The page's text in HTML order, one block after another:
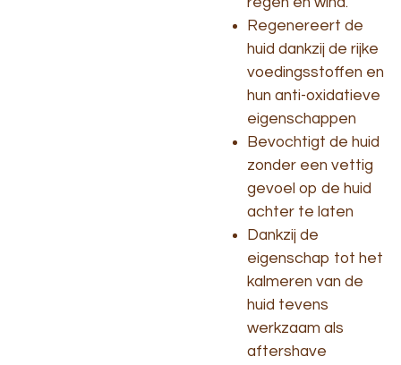
Regenereert de
huid dankzij de rijke
voedingsstoffen en
hun anti-oxidatieve
eigenschappen
Bevochtigt de huid
zonder een vettig
gevoel op de huid
achter te laten
Dankzij de
eigenschap tot het
kalmeren van de
huid tevens
werkzaam als
aftershave